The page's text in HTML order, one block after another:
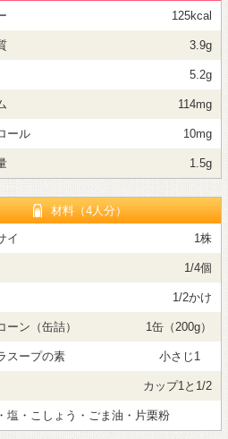
125kcal
3.9g
5.2g
114mg
ール 10mg
1.5g
材料（4人分）
イ 1株
1/4個
1/2かけ
ーン（缶詰） 1缶（200g）
スープの素 小さじ1
カップ1と1/2
塩・こしょう・ごま油・片栗粉